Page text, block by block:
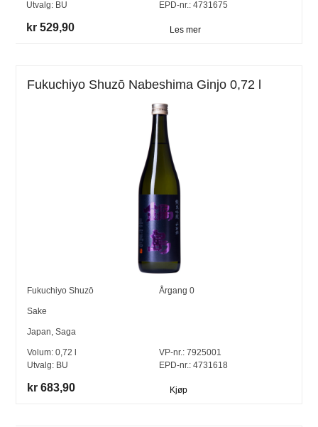
Utvalg: BU
EPD-nr.: 4731675
kr 529,90 Les mer
Fukuchiyo Shuzō Nabeshima Ginjo 0,72 l
Fukuchiyo Shuzō Årgang 0
Sake
Japan,Saga
Volum:0,72
Utvalg: BU
VP-nr.: 7925001
EPD-nr.: 4731618
kr 683,90 Kjøp